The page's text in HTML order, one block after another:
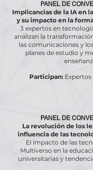
PANEL DE
Implicancias de la IA en
y su impacto en la
3 expertos en
analizan la
las comunicaciones y
planes de estudio y
Participan:
PANEL DE
La revolución de los
influencia de las
El impacto de las
Multiverso en la
universitarias y